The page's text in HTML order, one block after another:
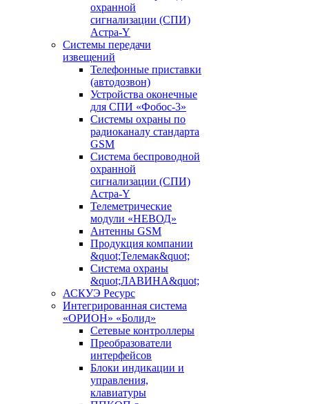
охранной
сигнализации (СПИ)
Астра-Y
Системы передачи
извещений
Телефонные приставки
(автодозвон)
Устройства оконечные
для СПИ «Фобос-3»
Системы охраны по
радиоканалу стандарта
GSM
Система беспроводной
охранной
сигнализации (СПИ)
Астра-Y
Телеметрические
модули «НЕВОД»
Антенны GSM
Продукция компании
&quot;Телемак&quot;
Система охраны
&quot;ЛАВИНА&quot;
АСКУЭ Ресурс
Интегрированная система
«ОРИОН» «Болид»
Сетевые контроллеры
Преобразователи
интерфейсов
Блоки индикации и
управления,
клавиатуры